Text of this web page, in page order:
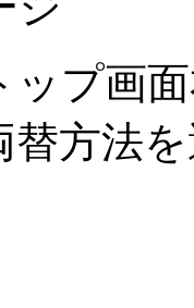
ップ画
替方法